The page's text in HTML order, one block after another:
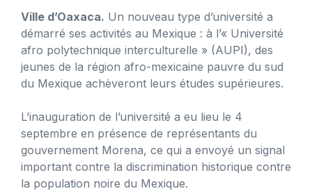
Ville d’Oaxaca. Un nouveau type d’université a
démarré ses activités au Mexique : à l’« Université
afro polytechnique interculturelle » (AUPI), des
jeunes de la région afro-mexicaine pauvre du sud
du Mexique achèveront leurs études supérieures.
L’inauguration de l’université a eu lieu le 4
septembre en présence de représentants du
gouvernement Morena, ce qui a envoyé un signal
important contre la discrimination historique contre
la population noire du Mexique.